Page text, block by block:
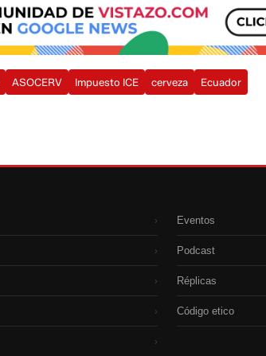
ASOCERV Impuesto ICE cerveza Ecuador
›
›
›
›
›
Eventos
Podcast
Réplicas
Código etico